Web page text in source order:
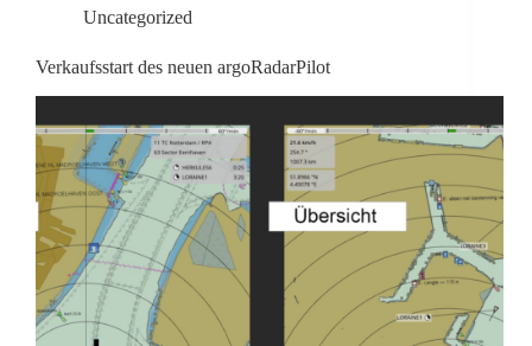
Uncategorized
Verkaufsstart des neuen argoRadarPilot